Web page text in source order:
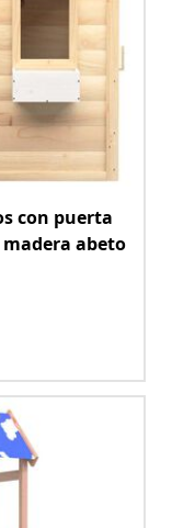
con puerta
abeto